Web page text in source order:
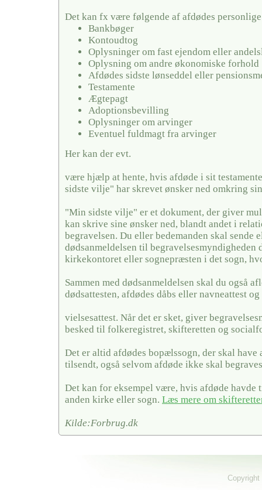
Det kan fx være følgende af afdødes
Bankbøger
Kontoudtog
Oplysninger om fast ejendom eller
Oplysning om andre økonomiske forhold
Afdødes sidste lønseddel eller
Testamente
Ægtepagt
Adoptionsbevilling
Oplysninger om arvinger
Eventuel fuldmagt fra arvinger
Her kan der evt.
være hjælp at hente, hvis afdøde i sit
sidste vilje" har skrevet ønsker ned omkring
"Min sidste vilje" er et dokument, der giver
kan skrive sine ønsker ned, blandt andet i
begravelsen. Du eller bedemanden skal sende
dødsanmeldelsen til begravelsesmyndigheden
kirkekontoret eller sognepræsten i det sogn,
Sammen med dødsanmeldelsen skal du også
dødsattesten, afdødes dåbs eller navneattest og
vielsesattest. Når det er sket, giver
besked til folkeregistret, skifteretten og
Det er altid afdødes bopælssogn, der skal have
tilsendt, også selvom afdøde ikke skal
Det kan for eksempel være, hvis afdøde
anden kirke eller sogn. Læs mere om
Kilde:Forbrug.dk